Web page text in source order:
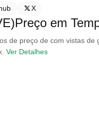
X
em
de preço de com vistas
Ver Detalhes